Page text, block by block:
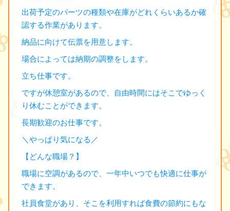
出荷予定のパーツの種類や在庫がどれくらいあるか確
認する作業があります。
納品に向けて伝票を用意します。
場合によっては納期の調整をします。
立ち仕事です。
ですが休憩室があるので、自由時間にはそこでゆっく
り休むことができます。
長期歓迎のお仕事です。
＼やっぱり気になる／
【どんな職場？】
職場に空調があるので、一年中いつでも快適に仕事が
できます。
社員食堂があり、そこを利用すれば食費の節約にもな